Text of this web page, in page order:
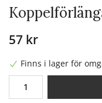
57 kr
Finns i lager för